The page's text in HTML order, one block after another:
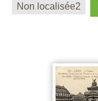
Non localisée2